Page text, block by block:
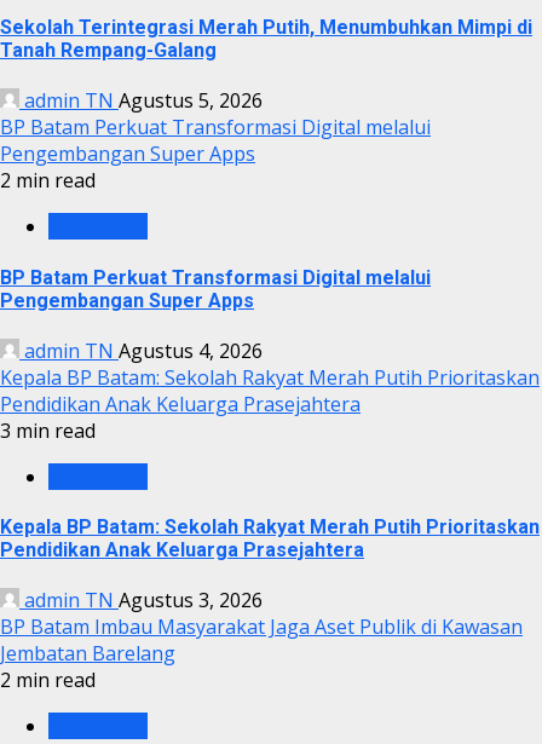
Sekolah Terintegrasi Merah Putih, Menumbuhkan Mimpi di
Tanah Rempang-Galang
admin TN Agustus 5, 2026
BP Batam Perkuat Transformasi Digital melalui
Pengembangan Super Apps
2 min read
BP Batam Perkuat Transformasi Digital melalui
Pengembangan Super Apps
admin TN Agustus 4, 2026
Kepala BP Batam: Sekolah Rakyat Merah Putih Prioritaskan
Pendidikan Anak Keluarga Prasejahtera
3 min read
Kepala BP Batam: Sekolah Rakyat Merah Putih Prioritaskan
Pendidikan Anak Keluarga Prasejahtera
admin TN Agustus 3, 2026
BP Batam Imbau Masyarakat Jaga Aset Publik di Kawasan
Jembatan Barelang
2 min read